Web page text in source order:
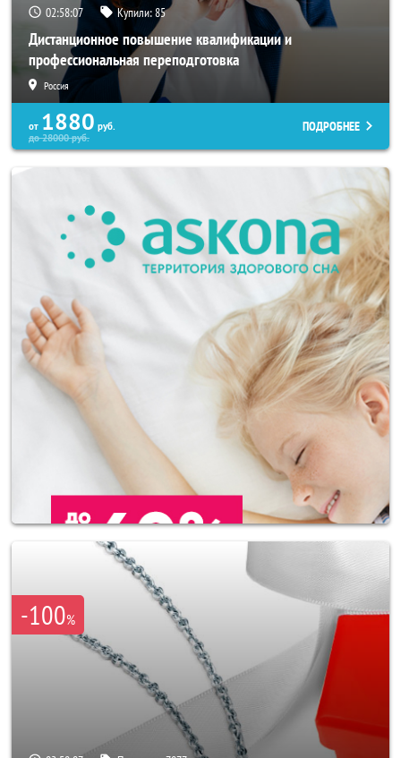
02:58:03 Купили:85
Дистанционное повышение квалификации и
профессиональная переподготовка
Россия
от 1880 руб.
до28000руб.
ПОДРОБНЕЕ
-100%